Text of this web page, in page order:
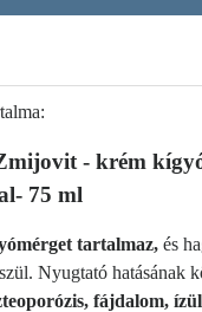
- krém
75 ml
tartalmaz, és
Nyugtató hatásának
fájdalom,